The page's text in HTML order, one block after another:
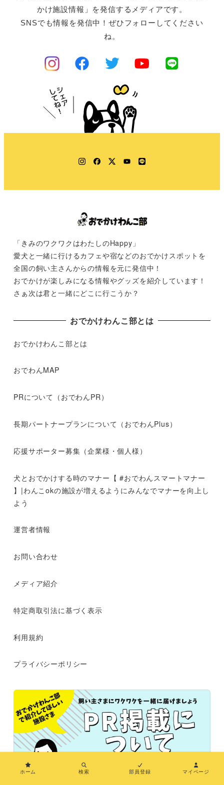
かけ施設情報」を発信するメディアです。
SNSでも情報を発信中！ぜひフォローしてください
ね。
Instagram
Facebook
TwitterYouTube
LINE
「きみのワクワクはわたしのHappy」
愛犬と一緒に行けるカフェや宿などのおでかけスポットを
全国の飼い主さんからの情報を元に発信中！
おでかけが楽しみになる情報やグッズを紹介しています！
さぁ次は君と一緒にどこに行こうか？
おでかけわんこ部とは
おでかけわんこ部とは
おでわんMAP
PRについて（おでわんPR）
長期パートナープランについて（おでわんPlus）
応援サポーター募集（企業様・個人様）
犬とおでかけする時のマナー【 #おでわんスマートマナー
】|わんこokの施設が増えるようにみんなでマナーを向上し
よう
運営者情報
お問い合わせ
メディア紹介
特定商取引法に基づく表示
利用規約
プライバシーポリシー
ホーム 検索 部員登録 マイページ